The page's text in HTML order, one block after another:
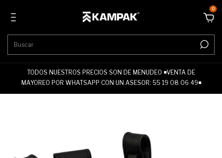
0
TODOS NUESTROS PRECIOS SON DE MENUDEO ◾VENTA DE
MAYOREO POR WHATSAPP CON UN ASESOR: 55 19 08 06 49◾